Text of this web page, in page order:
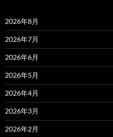
2026年8月
2026年7月
2026年6月
2026年5月
2026年4月
2026年3月
2026年2月